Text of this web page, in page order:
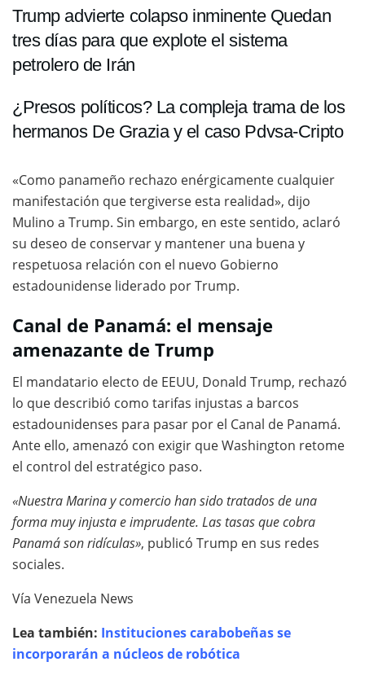
Trump advierte colapso inminente Quedan
tres días para que explote el sistema
petrolero de Irán
¿Presos políticos? La compleja trama de los
hermanos De Grazia y el caso Pdvsa-Cripto
«Como panameño rechazo enérgicamente cualquier
manifestación que tergiverse esta realidad», dijo
Mulino a Trump. Sin embargo, en este sentido, aclaró
su deseo de conservar y mantener una buena y
respetuosa relación con el nuevo Gobierno
estadounidense liderado por Trump.
Canal de Panamá: el mensaje
amenazante de Trump
El mandatario electo de EEUU, Donald Trump, rechazó
lo que describió como tarifas injustas a barcos
estadounidenses para pasar por el Canal de Panamá.
Ante ello, amenazó con exigir que Washington retome
el control del estratégico paso.
«Nuestra Marina y comercio han sido tratados de una
forma muy injusta e imprudente. Las tasas que cobra
Panamá son ridículas», publicó Trump en sus redes
sociales.
Vía Venezuela News
Lea también: Instituciones carabobeñas se
incorporarán a núcleos de robótica